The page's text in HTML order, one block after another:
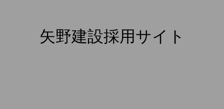
矢野建設採用サイト